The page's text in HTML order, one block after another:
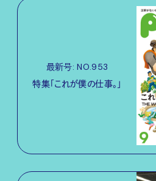
最新号: NO.953
特集「これが僕の仕事。」